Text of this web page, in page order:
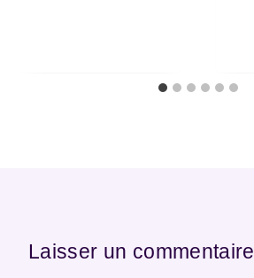
Laisser un commentaire